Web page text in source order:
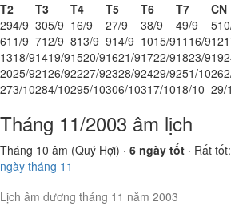
T2
T3 T4 T5 T6 T7
CN
294/9 305/9 16/9 27/9 38/9 49/9 5
611/9 712/9 813/9 914/9 1015/911 16/912
1318/91419/91520/91621/91722/91823/919
2025/92126/92227/92328/92429/9251/1026
273/10284/10295/10306/10317/1018/10 29/
Tháng 11/2003 âm lịch
Tháng 10 âm (Quý Hợi) · 6 ngày tốt · Rất tốt:
ngày tháng 11
Lịch âm dương tháng 11 năm 2003